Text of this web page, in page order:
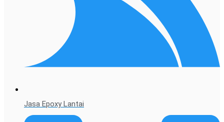
Jasa Epoxy Lantai